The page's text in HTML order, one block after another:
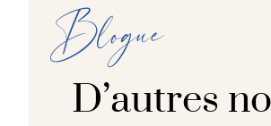
Blogue
D’autres